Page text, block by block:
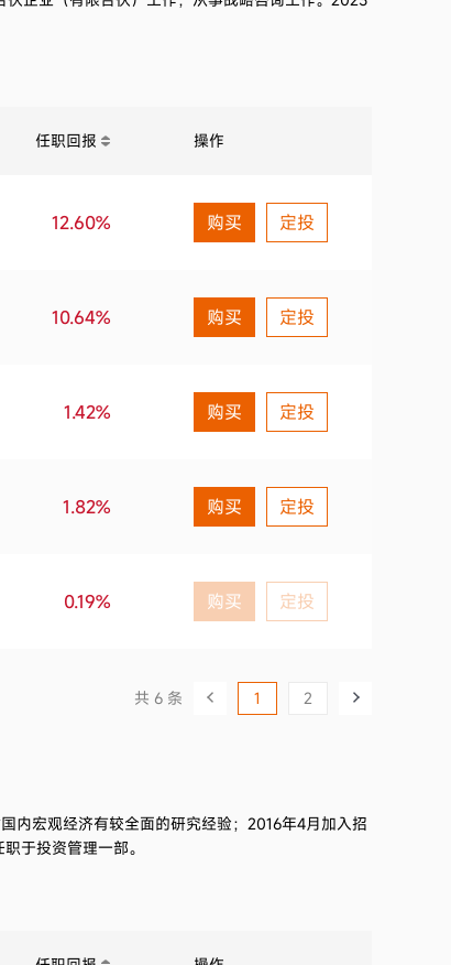
任职回报 操作
12.60% 购买 定投
10.64% 购买 定投
1.42% 购买 定投
1.82% 购买 定投
0.19% 购买 定投
共 6 条 1 2
内宏观经济有较全面的研究经验；2016年4月加入招
于投资管理一部。